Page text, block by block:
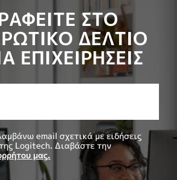
ΣΤΟ
ΔΕΛΤΙΟ
ΕΠΙΧΕΙΡΗΣΕΙΣ
email σχετικά με ειδήσεις
Logitech. Διαβάστε την
μας.